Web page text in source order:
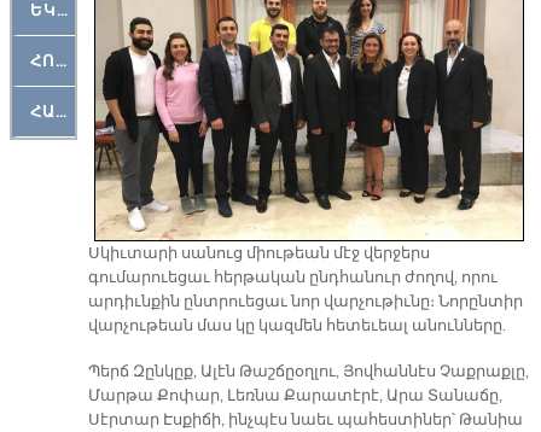
ԵԿԵՂԵՑԱԿԱՆ
ՀՈԳԵՄՏԱՒՈՐ
ՀԱՐԹԱԿ
Սկիւտարի սանուց միութեան մէջ վերջերս
գումարուեցաւ հերթական ընդհանուր ժողով, որու
արդիւնքին ընտրուեցաւ նոր վարչութիւնը։ Նորընտիր
վարչութեան մաս կը կազմեն հետեւեալ անունները.
Պերճ Զընկըք, Ալէն Թաշճըօղլու, Յովհաննէս Չաքրաքլը,
Մարթա Քոփար, Լեռնա Քարատէրէ, Արա Տանաճը,
Սէրտար Էսքիճի, ինչպէս նաեւ պահեստիներ՝ Թանիա